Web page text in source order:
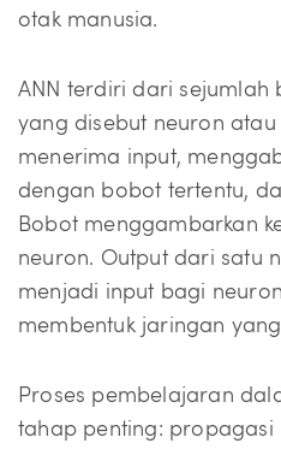
otak manusia.
ANN terdiri dari sejumlah
yang disebut neuron
menerima input,
dengan bobot tertentu,
Bobot menggambarkan
neuron. Output dari satu
menjadi input bagi
membentuk jaringan
Proses pembelajaran
tahap penting: propagasi